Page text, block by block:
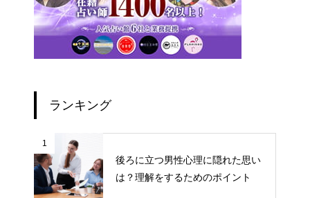
ランキング
1
後ろに立つ男性心理に隠れた思い
は？理解をするためのポイント